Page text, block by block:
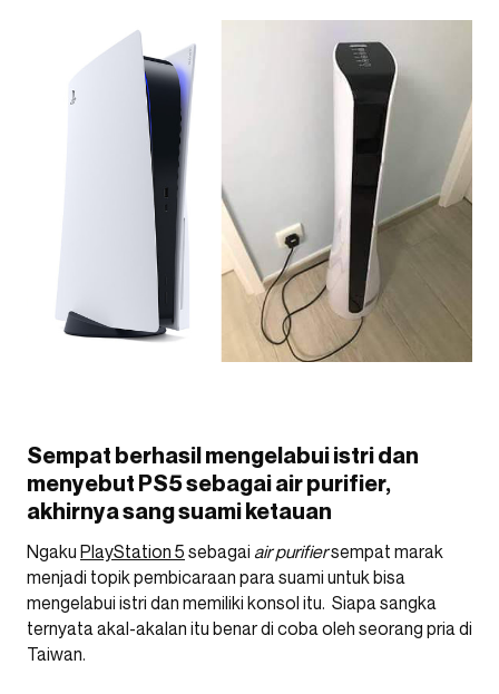
Sempat berhasil mengelabui istri dan
menyebut PS5 sebagai air purifier,
akhirnya sang suami ketauan
Ngaku PlayStation 5 sebagai air purifiersempat marak
menjadi topik pembicaraan para suami untuk bisa
mengelabui istri dan memiliki konsol itu. Siapa sangka
ternyata akal-akalan itu benar di coba oleh seorang pria di
Taiwan.